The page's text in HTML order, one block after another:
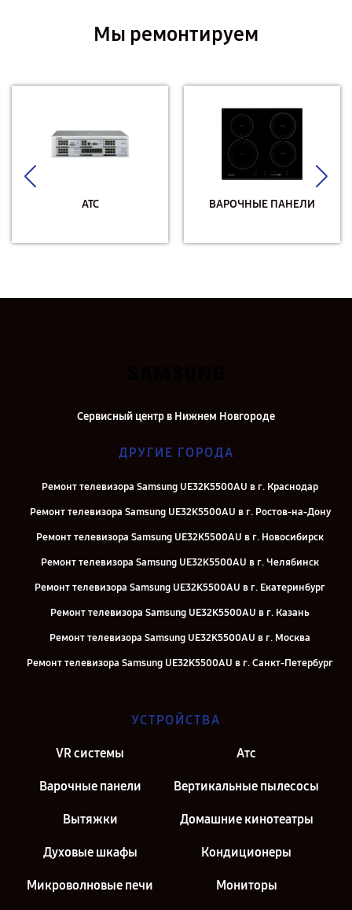
Мы ремонтируем
АТС ВАРОЧНЫЕ ПАНЕЛИ
Сервисный центр в Нижнем Новгороде
ДРУГИЕ ГОРОДА
Ремонт телевизора Samsung UE32K5500AU в г. Краснодар
Ремонт телевизора Samsung UE32K5500AU в г. Ростов-на-Дону
Ремонт телевизора Samsung UE32K5500AU в г. Новосибирск
Ремонт телевизора Samsung UE32K5500AU в г. Челябинск
Ремонт телевизора Samsung UE32K5500AU в г. Екатеринбург
Ремонт телевизора Samsung UE32K5500AU в г. Казань
Ремонт телевизора Samsung UE32K5500AU в г. Москва
Ремонт телевизора Samsung UE32K5500AU в г. Санкт-Петербург
УСТРОЙСТВА
VR системы Атс
Варочные панели Вертикальные пылесосы
Вытяжки Домашние кинотеатры
Духовые шкафы Кондиционеры
Микроволновые печи Мониторы